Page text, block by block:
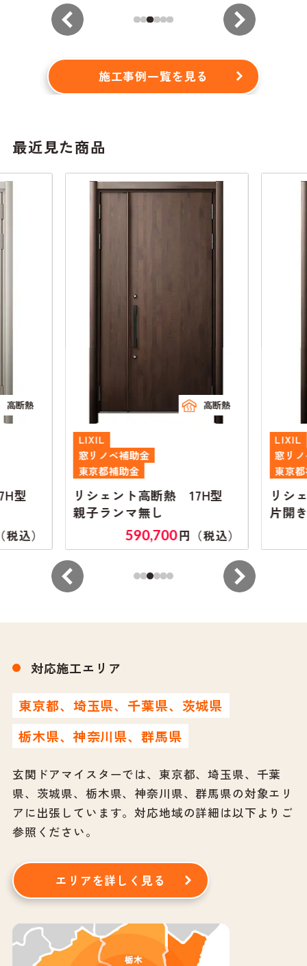
施工事例一覧を見る
最近見た商品
高断熱
型
込）
高断熱
LIXIL
窓リノベ補助金
東京都補助金
リシェント高断熱 17H型
親子ランマ無し
590,700円（税込）
LIXIL
窓リノ
東京都
リシ
片開
対応施工エリア
東京都、埼玉県、千葉県、茨城県
栃木県、神奈川県、群馬県
玄関ドアマイスターでは、東京都、埼玉県、千葉
県、茨城県、栃木県、神奈川県、群馬県の対象エリ
アに出張しています。対応地域の詳細は以下よりご
参照ください。
エリアを詳しく見る